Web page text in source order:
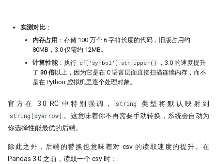
打新模型如何构建？
拯救CCI！因子纯化后，证实CCI确实
暴力美学！洗盘模式如何检测？
慧？
洛书投资：先验性因子与波动率等权
终极猜想！底蓓离的成因分析
实测对比 ：
内存占用 ：存储 100 万个 6 字符长度的代码，旧版占用约
80MB，3.0 仅需约 12MB。
计算性能：执行 df['symbol'].str.upper()
，3.0 的速度提升
了 30 倍以上，因为它是在 C 语言层面直接扫描连续内存，而不
是在 Python 虚拟机里逐个处理对象。
官方在 3.0 RC 中特别强调， string 类型将默认映射到
string[pyarrow]
。这意味着你不再需要手动转换，系统会自动为
你选择性能最优的后端。
除此之外，后端的替换也意味着对 csv 的读取速度的提升。在
Pandas 3.0 之前，读取一个 csv 时：